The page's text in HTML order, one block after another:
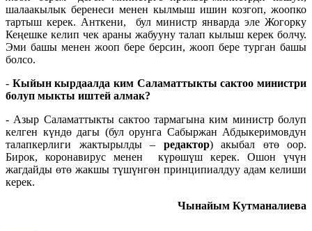
шалаакылык беренеси менен кылмыш ишин козгоп, жоопко
тартыш керек. Анткени, бул министр январда эле Жогорку
Кеңешке келип чек араны жабууну талап кылыш керек болчу.
Эми башы менен жооп бере берсин, жооп бере турган башы
болсо.
- Кыйын кырдаалда ким Саламаттыкты сактоо министри
болуп мыкты иштей алмак?
- Азыр Саламаттыкты сактоо тармагына ким министр болуп
келген күндө дагы (бул орунга Сабыржан Абдыкеримовдун
талапкерлиги жактырылды – редактор) акыбал өтө оор.
Бирок, коронавирус менен күрөшүш керек. Ошон үчүн
жагдайды өтө жакшы түшүнгөн принципиалдуу адам келиши
керек.
Чынайым Кутманалиева